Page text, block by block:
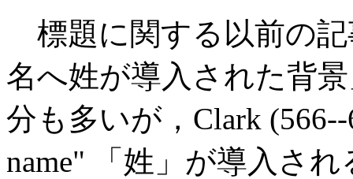
標題に関する以前の記
名へ姓が導入された背
分も多いが，Clark
name" 「姓」が導入さ